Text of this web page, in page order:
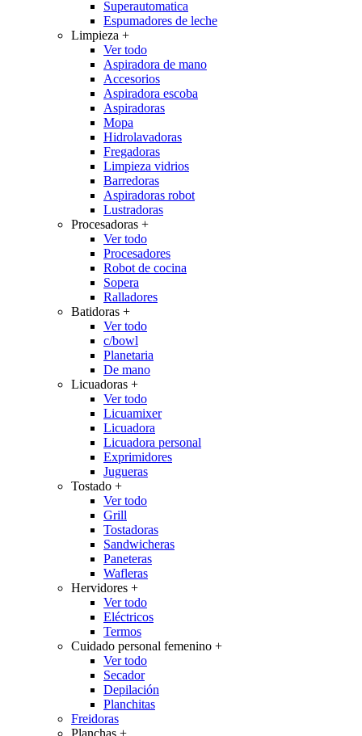
Superautomatica
Espumadores de leche
Limpieza +
Ver todo
Aspiradora de mano
Accesorios
Aspiradora escoba
Aspiradoras
Mopa
Hidrolavadoras
Fregadoras
Limpieza vidrios
Barredoras
Aspiradoras robot
Lustradoras
Procesadoras +
Ver todo
Procesadores
Robot de cocina
Sopera
Ralladores
Batidoras +
Ver todo
c/bowl
Planetaria
De mano
Licuadoras +
Ver todo
Licuamixer
Licuadora
Licuadora personal
Exprimidores
Jugueras
Tostado +
Ver todo
Grill
Tostadoras
Sandwicheras
Paneteras
Wafleras
Hervidores +
Ver todo
Eléctricos
Termos
Cuidado personal femenino +
Ver todo
Secador
Depilación
Planchitas
Freidoras
Planchas +